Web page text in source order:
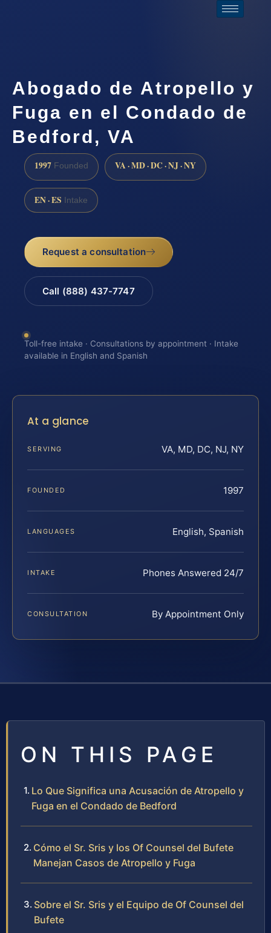
Abogado de Atropello y
Fuga en el Condado de
Bedford, VA
1997 Founded VA · MD · DC · NJ · NY
EN · ES Intake
Request a consultation
Call (888) 437-7747
Toll-free intake · Consultations by appointment · Intake
available in English and Spanish
At a glance
SERVING VA, MD, DC, NJ, NY
FOUNDED 1997
LANGUAGES English, Spanish
INTAKE Phones Answered 24/7
CONSULTATION By Appointment Only
ON THIS PAGE
Lo Que Significa una Acusación de Atropello y
Fuga en el Condado de Bedford
Cómo el Sr. Sris y los Of Counsel del Bufete
Manejan Casos de Atropello y Fuga
Sobre el Sr. Sris y el Equipo de Of Counsel del
Bufete